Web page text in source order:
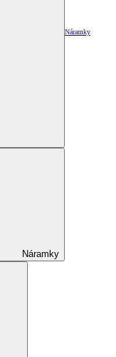
Náramky
Náramky